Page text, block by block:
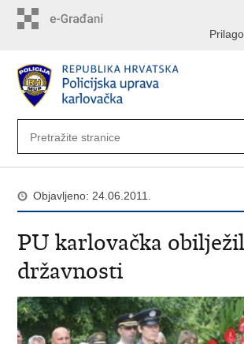
Objavljeno: 24.06.2011.
PU karlovačka
državnosti